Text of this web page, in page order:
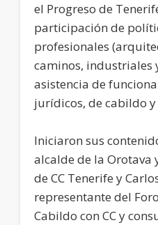
el Progreso de
participación de
profesionales
caminos, industriales
asistencia de
jurídicos, de cabildo
Iniciaron sus
alcalde de la Orotava
de CC Tenerife y
representante del
Cabildo con CC y